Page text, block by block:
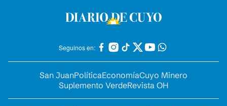
Seguinos en:
San JuanPolíticaEconomíaCuyo Minero
Suplemento VerdeRevista OH